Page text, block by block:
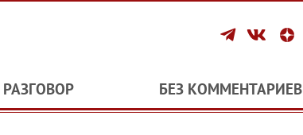
РАЗГОВОР БЕЗ КОММЕНТАРИЕВ